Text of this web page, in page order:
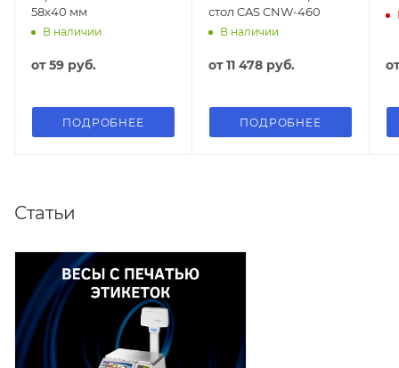
58х40 мм
В наличии
от59 руб.
ПОДРОБНЕЕ
стол CAS CNW-460
В наличии
от11 478 руб.
ПОДРОБНЕЕ
Статьи